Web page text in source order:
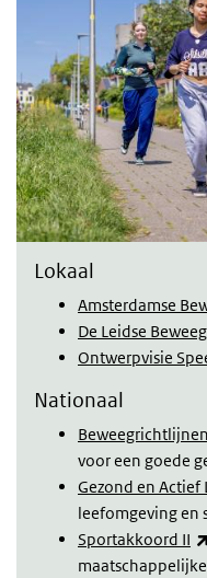
Lokaal
Amsterdamse
De Leidse
Ontwerpvisie
Nationaal
Beweegrichtlijnen
voor een goede
Gezond en Actief
leefomgeving en
Sportakkoord II